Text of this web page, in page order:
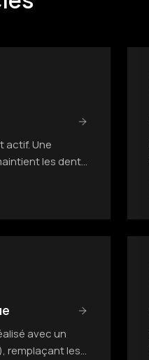
actif. Une
les dents
avec un
remplaçant les